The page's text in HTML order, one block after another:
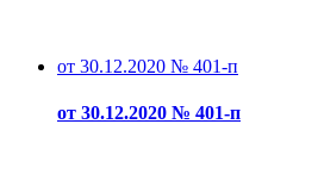
от 30.12.2020 № 401-п
от 30.12.2020 № 401-п